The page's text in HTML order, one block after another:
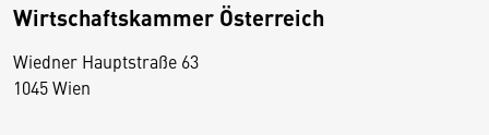
Wirtschaftskammer Österreich
Wiedner Hauptstraße 63
1045 Wien
D